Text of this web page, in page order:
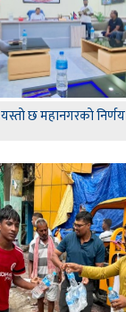
छ महानगरकाे निर्णय